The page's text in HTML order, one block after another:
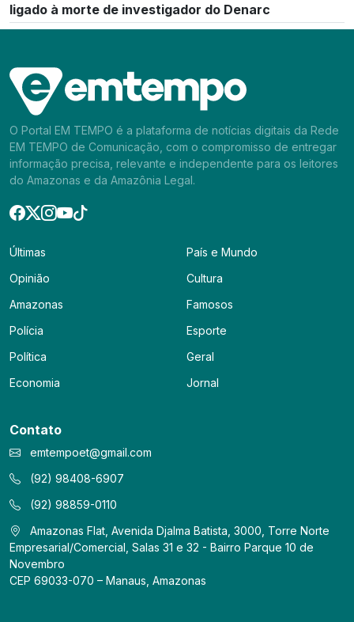
ligado à morte de investigador do Denarc
O Portal EM TEMPO é a plataforma de notícias digitais da Rede
EM TEMPO de Comunicação, com o compromisso de entregar
informação precisa, relevante e independente para os leitores
do Amazonas e da Amazônia Legal.
Últimas
Opinião
Amazonas
Polícia
Política
Economia
País e Mundo
Cultura
Famosos
Esporte
Geral
Jornal
Contato
emtempoet@gmail.com
(92) 98408-6907
(92) 98859-0110
Amazonas Flat, Avenida Djalma Batista, 3000, Torre Norte
Empresarial/Comercial, Salas 31 e 32 - Bairro Parque 10 de
Novembro
CEP 69033-070 – Manaus, Amazonas